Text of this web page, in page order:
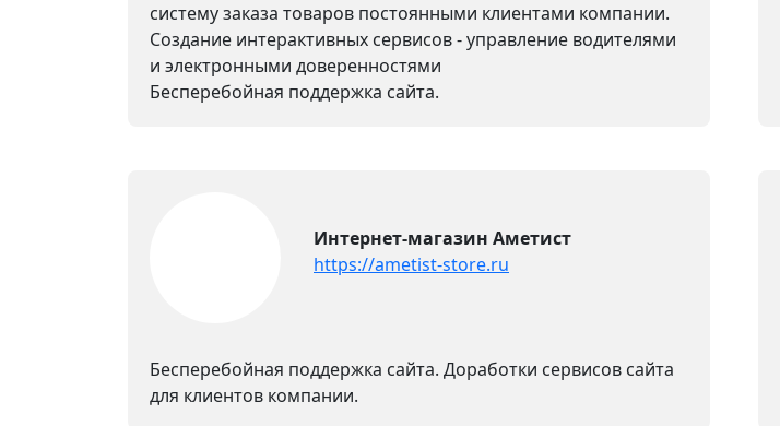
систему заказа товаров постоянными клиентами компании.
Создание интерактивных сервисов - управление водителями
и электронными доверенностями
Бесперебойная поддержка сайта.
Интернет-магазин Аметист
https://ametist-store.ru
Бесперебойная поддержка сайта. Доработки сервисов сайта
для клиентов компании.